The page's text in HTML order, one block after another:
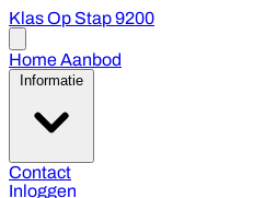
Klas Op Stap 9200
menu
HomeAanbod
Informatie
Contact
Inloggen